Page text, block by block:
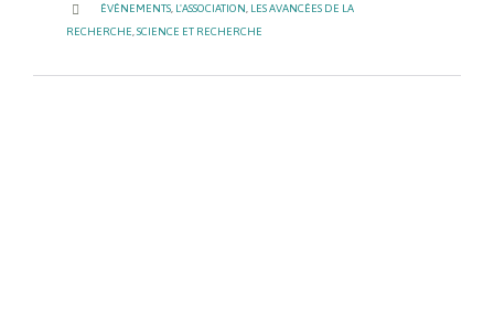
 CATEGORY
ÉVÉNEMENTS, L'ASSOCIATION, LES AVANCÉES DE LA
RECHERCHE,SCIENCE ET RECHERCHE